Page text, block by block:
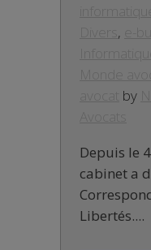
,
by
Depuis le
cabinet a
Libertés....